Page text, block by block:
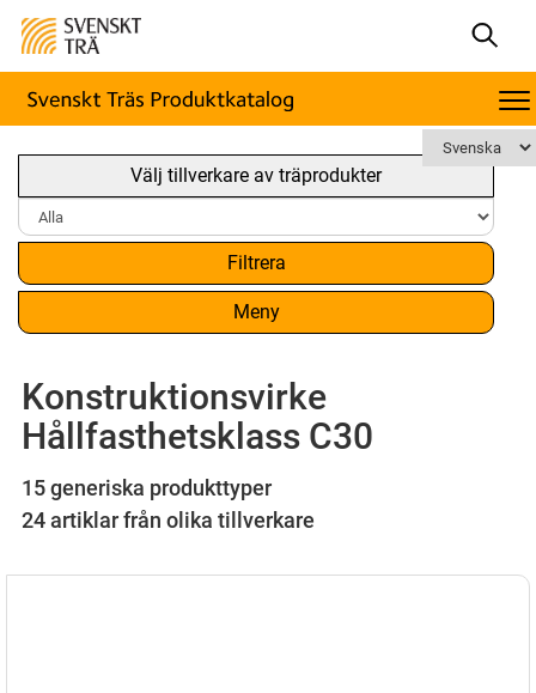
Välj tillverkare av träprodukter
Filtrera
Meny
Konstruktionsvirke
Hållfasthetsklass C30
15 generiska produkttyper
24 artiklar från olika tillverkare